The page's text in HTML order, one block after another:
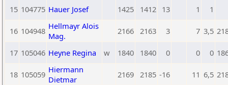
15 104775 Hauer Josef 1425 1412 13 1 1
16 104948 Hellmayr Alois
Mag.
2166 2163 3 7 3,5
17 105046 Heyne Regina w 1840 1840 0 0 0
18 105059 Hiermann
Dietmar
2169 2185 -16 11 6,5